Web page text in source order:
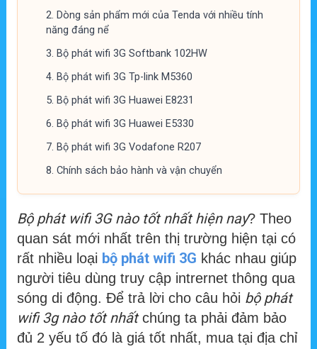
2. Dòng sản phẩm mới của Tenda với nhiều tính
năng đáng nể
3. Bộ phát wifi 3G Softbank 102HW
4. Bộ phát wifi 3G Tp-link M5360
5. Bộ phát wifi 3G Huawei E8231
6. Bộ phát wifi 3G Huawei E5330
7. Bộ phát wifi 3G Vodafone R207
8. Chính sách bảo hành và vận chuyển
Bộ phát wifi 3G nào tốt nhất hiện nay? Theo
quan sát mới nhất trên thị trường hiện tại có
rất nhiều loại bộ phát wifi 3G khác nhau giúp
người tiêu dùng truy cập intrernet thông qua
sóng di động. Để trả lời cho câu hỏi bộ phát
wifi 3g nào tốt nhấtchúng ta phải đảm bảo
đủ 2 yếu tố đó là giá tốt nhất, mua tại địa chỉ